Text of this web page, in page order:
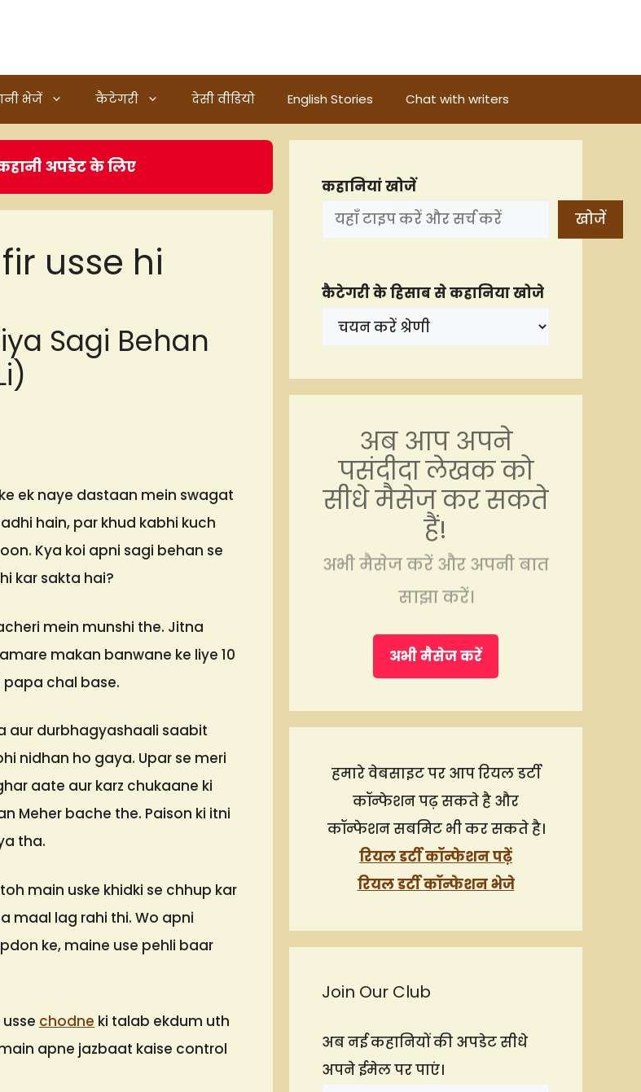
भेजें कैटेगरी देसी वीडियो English Stories Chat with writers
अपडेट के लिए
usse hi
Sagi Behan
ke ek naye dastaan mein swagat
hain, par khud kabhi kuch
Kya koi apni sagi behan se
kar sakta hai?
mein munshi the. Jitna
makan banwane ke liye 10
papa chal base.
aur durbhagyashaali saabit
nidhan ho gaya. Upar se meri
aate aur karz chukaane ki
Meher bache the. Paison ki itni
tha.
main uske khidki se chhup kar
maal lag rahi thi. Wo apni
ke, maine use pehli baar
chodne ki talab ekdum uth
apne jazbaat kaise control
कहानियां खोजें
खोजें
कैटेगरी के हिसाब से कहानिया खोजे
अब आप अपने
पसंदीदा लेखक को
सीधे मैसेज कर सकते
हैं!
अभी मैसेज करें और अपनी बात
साझा करें।
अभी मैसेज करें
हमारे वेबसाइट पर आप रियल डर्टी
कॉन्फेशन पढ़ सकते है और
कॉन्फेशन सबमिट भी कर सकते है।
रियल डर्टी कॉन्फेशन पढ़ें
रियल डर्टी कॉन्फेशन भेजे
Join Our Club
अब नई कहानियों की अपडेट सीधे
अपने ईमेल पर पाएं।